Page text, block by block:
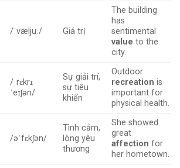
/ˈvæljuː/ Giá trị
The building
has
sentimental
value to the
city.
/ˌrɛkrɪ
ˈeɪʃən/
Sự giải trí,
sự tiêu
khiển
Outdoor
recreation is
important for
physical health.
/əˈfɛkʃən/
Tình cảm,
lòng yêu
thương
She showed
great
affection for
her hometown.